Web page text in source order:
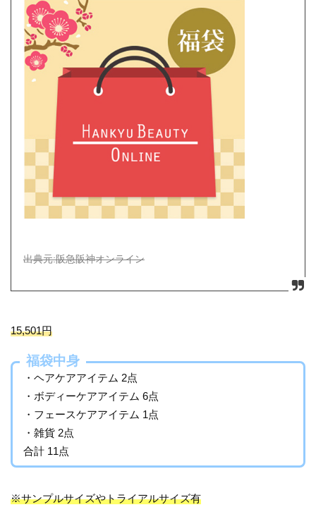
出典元:阪急阪神オンライン
15,501円
福袋中身
・ヘアケアアイテム 2点
・ボディーケアアイテム 6点
・フェースケアアイテム 1点
・雑貨 2点
合計 11点
※サンプルサイズやトライアルサイズ有